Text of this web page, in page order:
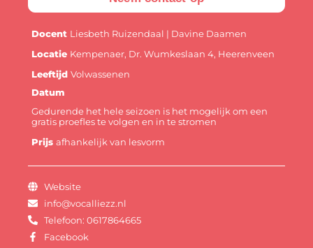
Docent Liesbeth Ruizendaal | Davine Daamen
Locatie Kempenaer, Dr. Wumkeslaan 4, Heerenveen
Leeftijd Volwassenen
Datum
Gedurende het hele seizoen is het mogelijk om een
gratis proefles te volgen en in te stromen
Prijs afhankelijk van lesvorm
Website
info@vocalliezz.nl
Telefoon: 0617864665
Facebook